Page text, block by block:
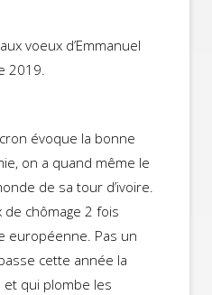
voeux d’Emmanuel
2019.
évoque la bonne
on a quand même le
de sa tour d’ivoire.
chômage 2 fois
européenne. Pas un
cette année la
et qui plombe les